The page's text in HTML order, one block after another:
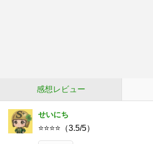
感想レビュー
せいにち
⭐️⭐️⭐️⭐️（3.5/5）